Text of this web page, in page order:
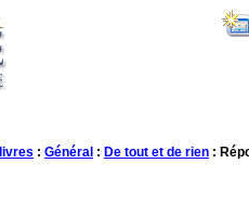
: Général : De tout et de rien :